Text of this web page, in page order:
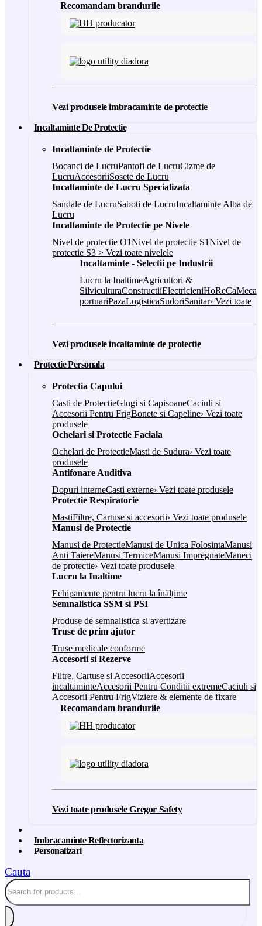
Recomandam brandurile
Vezi produsele imbracaminte de protectie
Incaltaminte De Protectie
Incaltaminte de Protectie
Bocanci de LucruPantofi de LucruCizme de
LucruAccesoriiSosete de Lucru
Incaltaminte de Lucru Specializata
Sandale de LucruSaboti de LucruIncaltaminte Alba de
Lucru
Incaltaminte de Protectie pe Nivele
Nivel de protectie O1Nivel de protectie S1Nivel de
protectie S3 > Vezi toate nivelele
Incaltaminte - Selectii pe Industrii
Lucru la InaltimeAgricultori &
SilviculturaConstructiiElectricieniHoReCa
portuariPazaLogisticaSudoriSanitar› Vezi toate
Vezi produsele incaltaminte de protectie
Protectie Personala
Protectia Capului
Casti de ProtectieGlugi si CapisoaneCaciuli si
Accesorii Pentru FrigBonete si Capeline› Vezi toate
produsele
Ochelari si Protectie Faciala
Ochelari de ProtectieMasti de Sudura› Vezi toate
produsele
Antifonare Auditiva
Dopuri interneCasti externe› Vezi toate produsele
Protectie Respiratorie
MastiFiltre, Cartuse si accesorii› Vezi toate produsele
Manusi de Protectie
Manusi de ProtectieManusi de Unica FolosintaManusi
Anti TaiereManusi TermiceManusi ImpregnateManeci
de protectie› Vezi toate produsele
Lucru la Inaltime
Echipamente pentru lucru la înălțime
Semnalistica SSM si PSI
Produse de semnalistica si avertizare
Truse de prim ajutor
Truse medicale conforme
Accesorii si Rezerve
Filtre, Cartuse si AccesoriiAccesorii
incaltaminteAccesorii Pentru Conditii extremeCaciuli si
Accesorii Pentru FrigViziere & elemente de fixare
Recomandam brandurile
Vezi toate produsele Gregor Safety
Imbracaminte Reflectorizanta
Personalizari
Cauta